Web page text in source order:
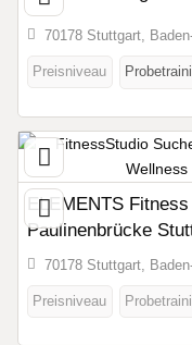
70178 Stuttgart,
Preisniveau
ELEMENTS
Paulinenbrücke
70178 Stuttgart,
Preisniveau